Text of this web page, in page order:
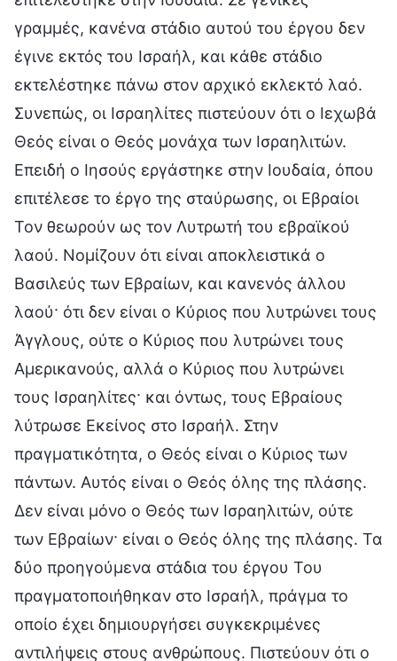
γραμμές, κανένα στάδιο αυτού του έργου δεν
έγινε εκτός του Ισραήλ, και κάθε στάδιο
εκτελέστηκε πάνω στον αρχικό εκλεκτό λαό.
Συνεπώς, οι Ισραηλίτες πιστεύουν ότι ο Ιεχωβά
Θεός είναι ο Θεός μονάχα των Ισραηλιτών.
Επειδή ο Ιησούς εργάστηκε στην Ιουδαία, όπου
επιτέλεσε το έργο της σταύρωσης, οι Εβραίοι
Τον θεωρούν ως τον Λυτρωτή του εβραϊκού
λαού. Νομίζουν ότι είναι αποκλειστικά ο
Βασιλεύς των Εβραίων, και κανενός άλλου
λαού· ότι δεν είναι ο Κύριος που λυτρώνει τους
Άγγλους, ούτε ο Κύριος που λυτρώνει τους
Αμερικανούς, αλλά ο Κύριος που λυτρώνει
τους Ισραηλίτες· και όντως, τους Εβραίους
λύτρωσε Εκείνος στο Ισραήλ. Στην
πραγματικότητα, ο Θεός είναι ο Κύριος των
πάντων. Αυτός είναι ο Θεός όλης της πλάσης.
Δεν είναι μόνο ο Θεός των Ισραηλιτών, ούτε
των Εβραίων· είναι ο Θεός όλης της πλάσης. Τα
δύο προηγούμενα στάδια του έργου Του
πραγματοποιήθηκαν στο Ισραήλ, πράγμα το
οποίο έχει δημιουργήσει συγκεκριμένες
αντιλήψεις στους ανθρώπους. Πιστεύουν ότι ο